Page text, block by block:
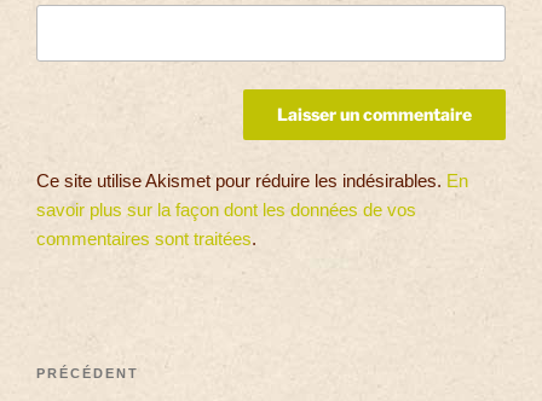
Ce site utilise Akismet pour réduire les indésirables. En
savoir plus sur la façon dont les données de vos
commentaires sont traitées.
PRÉCÉDENT